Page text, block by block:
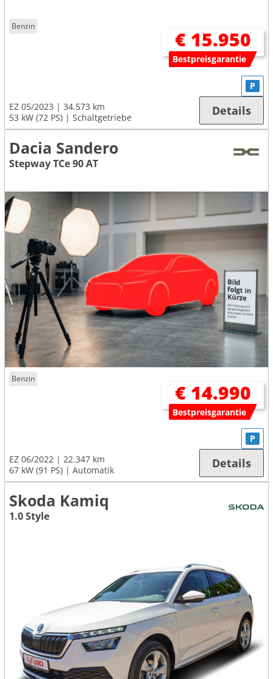
Benzin
€ 15.950
Bestpreisgarantie
EZ 05/2023
34.573 km
53 kW (72 PS)
Schaltgetriebe
P
Details
Dacia Sandero
Stepway TCe 90 AT
Benzin
€ 14.990
Bestpreisgarantie
EZ 06/2022
22.347 km
67 kW (91 PS)
Automatik
P
Details
Skoda Kamiq
1.0 Style